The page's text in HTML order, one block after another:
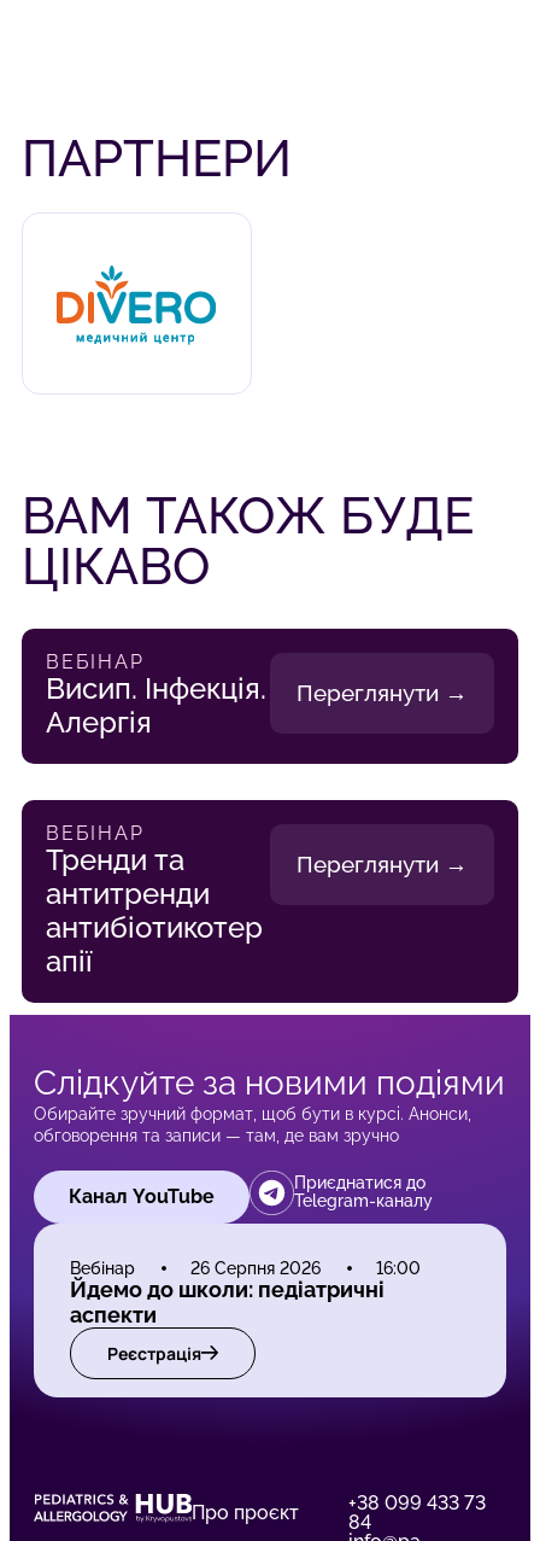
ПАРТНЕРИ
ВАМ ТАКОЖ БУДЕ
ЦІКАВО
ВЕБІНАР
Висип. Інфекція.
Алергія
Переглянути →
ВЕБІНАР
Тренди та
антитренди
антибіотикотер
апії
Переглянути →
Слідкуйте за новими подіями
Обирайте зручний формат, щоб бути в курсі. Анонси,
обговорення та записи — там, де вам зручно
Канал YouTube
Приєднатися до
Telegram-каналу
Вебінар 26 Серпня 2026 16:00
Йдемо до школи: педіатричні
аспекти
Реєстрація
Про проєкт
+38 099 433 73
84